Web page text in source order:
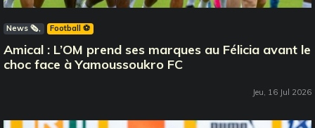
News 🗞️ Football ⚽️
Amical : L’OM prend ses marques au Félicia avant le
choc face à Yamoussoukro FC
Jeu, 16 Jul 2026